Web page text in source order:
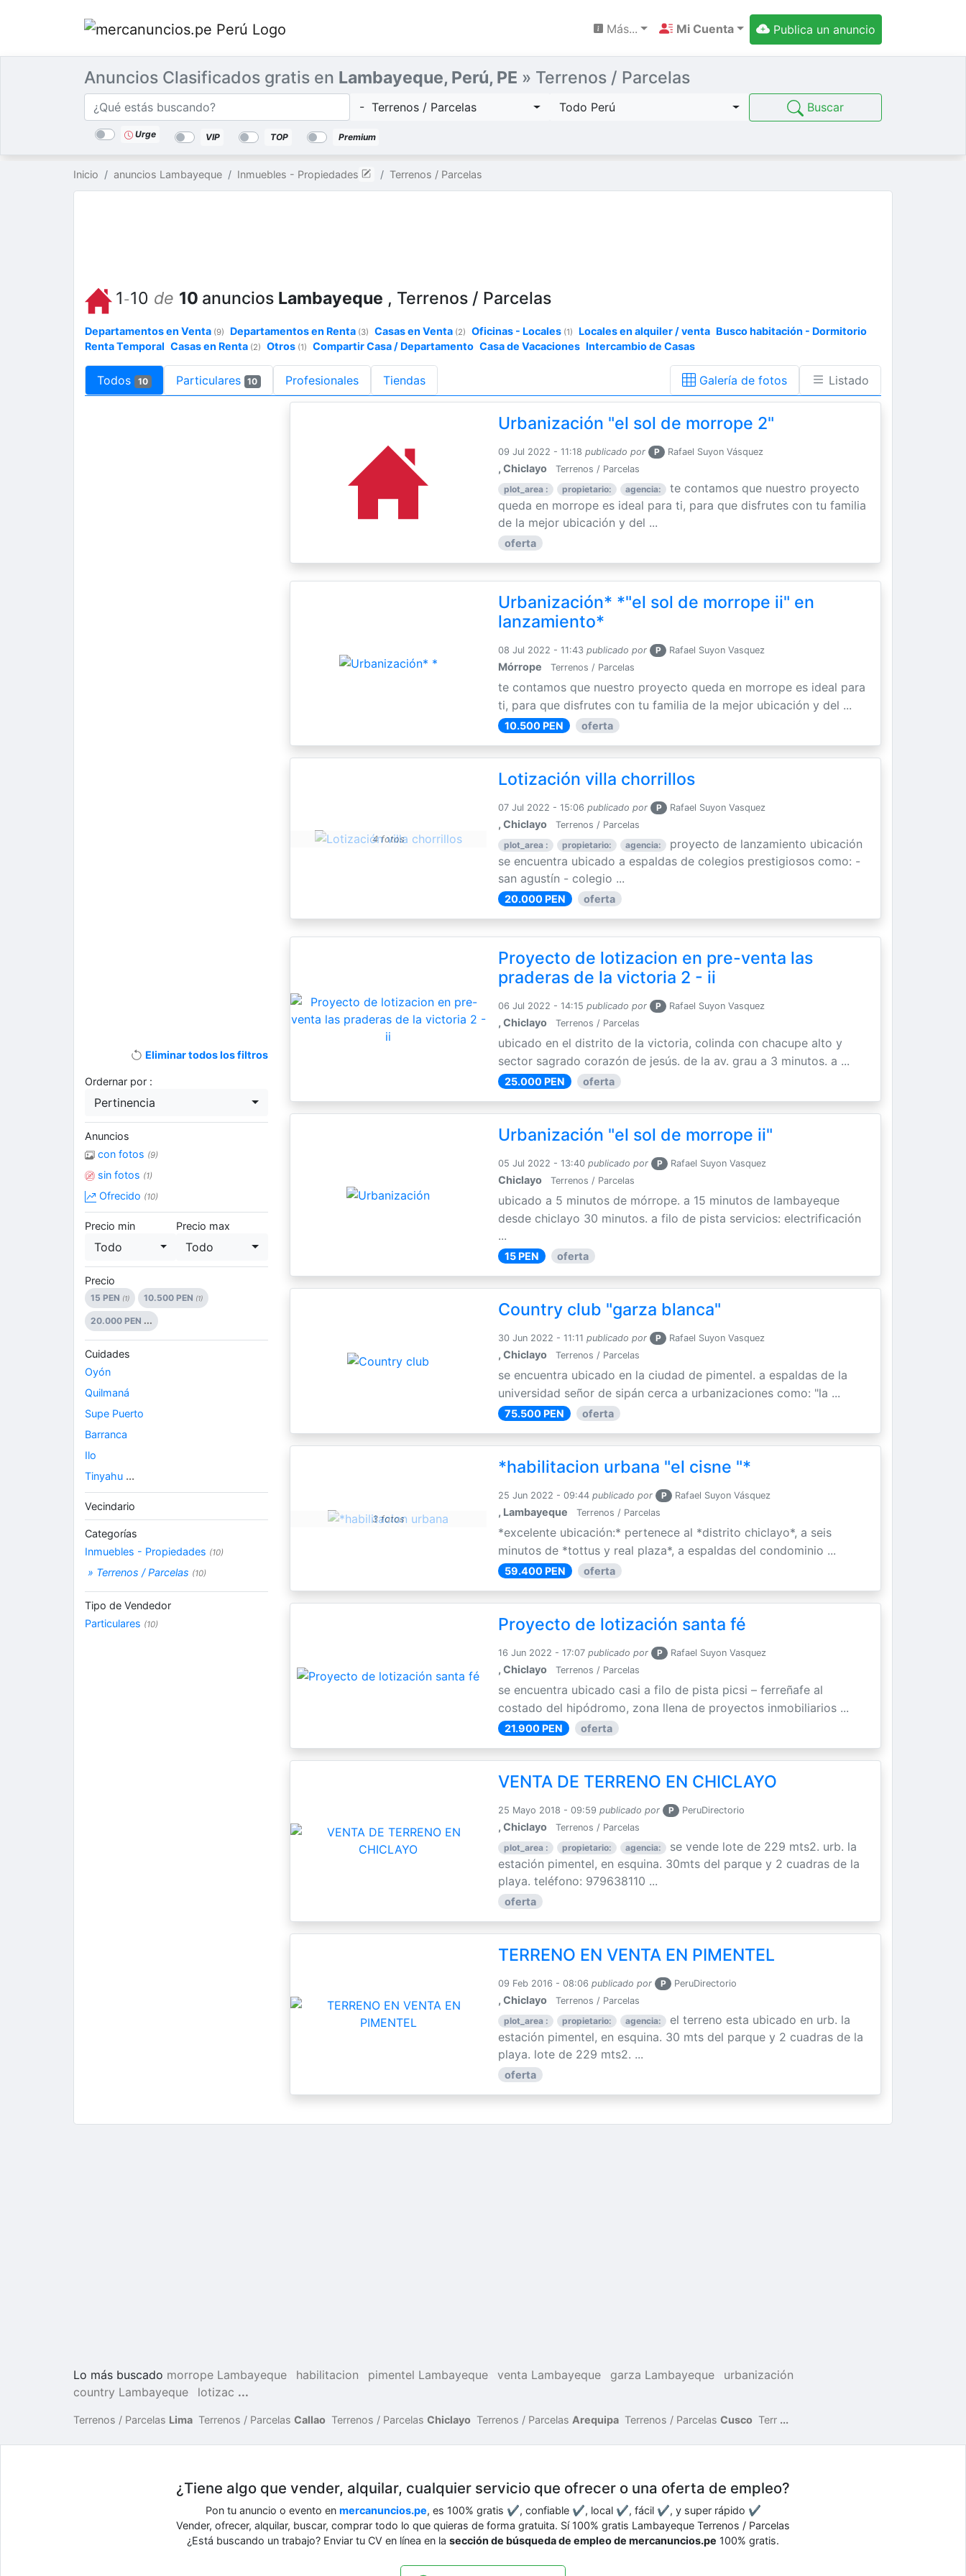
Más... Mi Cuenta Publica un anuncio
Anuncios Clasificados gratis en Lambayeque, Perú, PE » Terrenos / Parcelas
Buscar
Categorías
- Terrenos / Parcelas
lugar
Todo Perú Buscar
Urge VIP TOP Premium
Inicio anuncios Lambayeque Inmuebles - Propiedades Terrenos / Parcelas
1-10 de 10 anuncios Lambayeque , Terrenos / Parcelas
Departamentos en Venta (9) Departamentos en Renta (3) Casas en Venta (2) Oficinas - Locales (1) Locales en alquiler / venta Busco habitación - Dormitorio
Renta Temporal Casas en Renta (2) Otros (1) Compartir Casa / Departamento Casa de Vacaciones Intercambio de Casas
Todos 10 Particulares 10 Profesionales Tiendas Galería de fotos Listado
Urbanización "el sol de morrope 2"
09 Jul 2022 - 11:18 publicado por P Rafael Suyon Vásquez
, Chiclayo
Terrenos / Parcelas
plot_area :
propietario: agencia:
te contamos que nuestro proyecto
queda en morrope es ideal para ti, para que disfrutes con tu familia
de la mejor ubicación y del ...
oferta
Urbanización* *"el sol de morrope ii" en
lanzamiento*
08 Jul 2022 - 11:43 publicado por P Rafael Suyon Vasquez
Mórrope Terrenos / Parcelas
te contamos que nuestro proyecto queda en morrope es ideal para
ti, para que disfrutes con tu familia de la mejor ubicación y del ...
10.500 PEN oferta
4 fotos
Lotización villa chorrillos
07 Jul 2022 - 15:06 publicado por P Rafael Suyon Vasquez
, Chiclayo
Terrenos / Parcelas
plot_area :
propietario: agencia:
proyecto de lanzamiento ubicación
se encuentra ubicado a espaldas de colegios prestigiosos como: -
san agustín - colegio ...
20.000 PEN oferta
Proyecto de lotizacion en pre-venta las
praderas de la victoria 2 - ii
06 Jul 2022 - 14:15 publicado por P Rafael Suyon Vasquez
, Chiclayo Terrenos / Parcelas
ubicado en el distrito de la victoria, colinda con chacupe alto y
sector sagrado corazón de jesús. de la av. grau a 3 minutos. a ...
25.000 PEN oferta
Urbanización "el sol de morrope ii"
05 Jul 2022 - 13:40 publicado por P Rafael Suyon Vasquez
Chiclayo Terrenos / Parcelas
ubicado a 5 minutos de mórrope. a 15 minutos de lambayeque
desde chiclayo 30 minutos. a filo de pista servicios: electrificación
...
15 PEN oferta
Country club "garza blanca"
30 Jun 2022 - 11:11 publicado por P Rafael Suyon Vasquez
, Chiclayo Terrenos / Parcelas
se encuentra ubicado en la ciudad de pimentel. a espaldas de la
universidad señor de sipán cerca a urbanizaciones como: "la ...
75.500 PEN oferta
3 fotos
*habilitacion urbana "el cisne "*
25 Jun 2022 - 09:44 publicado por P Rafael Suyon Vásquez
, Lambayeque Terrenos / Parcelas
*excelente ubicación:* pertenece al *distrito chiclayo*, a seis
minutos de *tottus y real plaza*, a espaldas del condominio ...
59.400 PEN oferta
Proyecto de lotización santa fé
16 Jun 2022 - 17:07 publicado por P Rafael Suyon Vasquez
, Chiclayo Terrenos / Parcelas
se encuentra ubicado casi a filo de pista picsi – ferreñafe al
costado del hipódromo, zona llena de proyectos inmobiliarios ...
21.900 PEN oferta
VENTA DE TERRENO EN CHICLAYO
25 Mayo 2018 - 09:59 publicado por P PeruDirectorio
, Chiclayo
Terrenos / Parcelas
plot_area :
propietario: agencia:
se vende lote de 229 mts2. urb. la
estación pimentel, en esquina. 30mts del parque y 2 cuadras de la
playa. teléfono: 979638110 ...
oferta
TERRENO EN VENTA EN PIMENTEL
09 Feb 2016 - 08:06 publicado por P PeruDirectorio
, Chiclayo
Terrenos / Parcelas
plot_area :
propietario: agencia:
el terreno esta ubicado en urb. la
estación pimentel, en esquina. 30 mts del parque y 2 cuadras de la
playa. lote de 229 mts2. ...
oferta
Eliminar todos los filtros
Ordernar por :
Pertinencia
Anuncios
con fotos (9)
sin fotos (1)
Ofrecido (10)
Precio min
Todo
Precio max
Todo
Precio
15 PEN (1) 10.500 PEN (1)
20.000 PEN ...
Cuidades
Oyón
Quilmaná
Supe Puerto
Barranca
Ilo
Tinyahu ...
Vecindario
Categorías
Inmuebles - Propiedades (10)
» Terrenos / Parcelas (10)
Tipo de Vendedor
Particulares (10)
Lo más buscado morrope Lambayeque habilitacion pimentel Lambayeque venta Lambayeque garza Lambayeque
urbanización
country Lambayeque
lotizac ...
Terrenos / Parcelas Lima Terrenos / Parcelas Callao Terrenos / Parcelas Chiclayo Terrenos / Parcelas Arequipa Terrenos / Parcelas Cusco Terr ...
¿Tiene algo que vender, alquilar, cualquier servicio que ofrecer o una oferta de empleo?
Pon tu anuncio o evento en mercanuncios.pe, es 100% gratis ✔, confiable ✔, local ✔, fácil ✔, y super rápido ✔
Vender, ofrecer, alquilar, buscar, comprar todo lo que quieras de forma gratuita. Sí 100% gratis Lambayeque Terrenos / Parcelas
¿Está buscando un trabajo? Enviar tu CV en línea en la sección de búsqueda de empleo de mercanuncios.pe 100% gratis.